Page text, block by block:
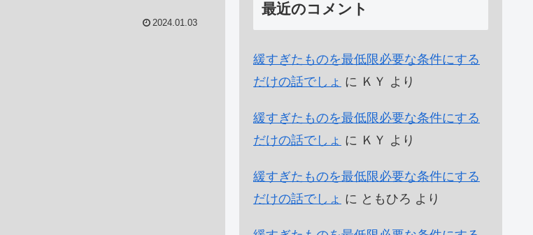
2024.01.03
最近のコメント
緩すぎたものを最低限必要な条件にする
だけの話でしょ に ＫＹ より
緩すぎたものを最低限必要な条件にする
だけの話でしょ に ＫＹ より
緩すぎたものを最低限必要な条件にする
だけの話でしょ に ともひろ より